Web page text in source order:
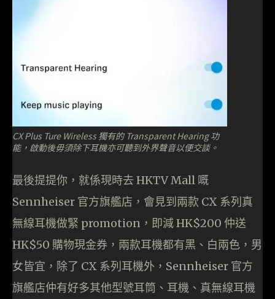
CX Plus Ture Wireless 獨有的 Transparent Hearing 功
能，啟動後毋須除下耳機亦可聽到外界聲音以便交談。
最後提提你，就係現時去 HKTV Mall 嘅
Sennheiser 官方旗艦店，會見到兩款 CX 系列真
無線耳機做緊 promotion，即減 HK$200 仲送
HK$50 購物現金券，兩款耳機都有黑、白兩色，男
女皆宜，除了 CX 系列耳機外， Sennheiser 官方
旗艦店仲有好多其他型號耳筒、耳機、真無線耳機